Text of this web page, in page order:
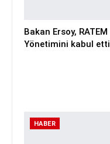
Bakan Ersoy, RATEM
Yönetimini kabul etti
HABER